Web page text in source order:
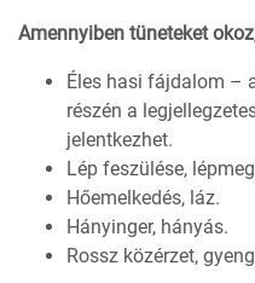
Amennyiben tüneteket
Éles hasi fájdalom –
részén a
jelentkezhet.
Lép feszülése,
Hőemelkedés, láz.
Hányinger, hányás.
Rossz közérzet,